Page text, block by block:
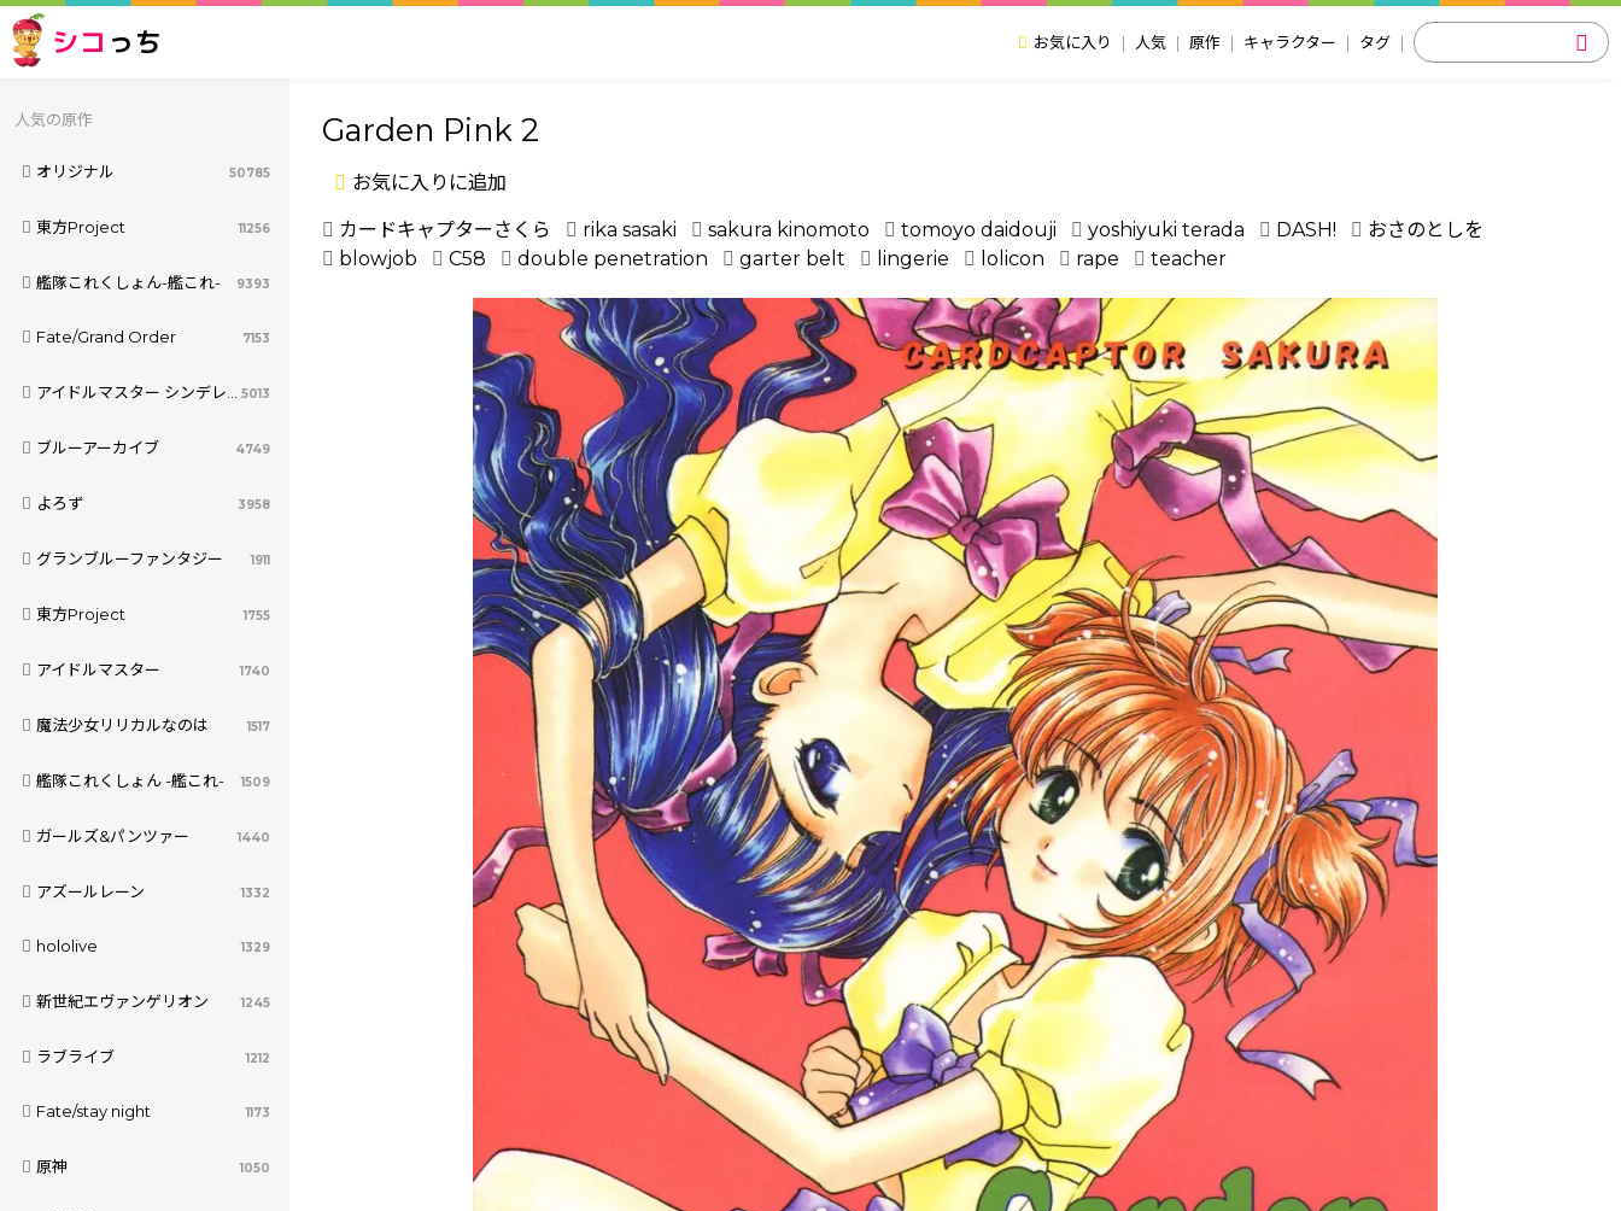
シコ っち お気に入り 人気 原作 キャラクター タグ
人気の原作
オリジナル 50785
東方Project 11256
艦隊これくしょん-艦これ- 9393
Fate/Grand Order 7153
アイドルマスター シンデレラガールズ 5013
ブルーアーカイブ 4749
よろず 3958
グランブルーファンタジー 1911
東方Project 1755
アイドルマスター 1740
魔法少女リリカルなのは 1517
艦隊これくしょん -艦これ- 1509
ガールズ&パンツァー 1440
アズールレーン 1332
hololive 1329
新世紀エヴァンゲリオン 1245
ラブライブ 1212
Fate/stay night 1173
原神 1050
Garden Pink 2
お気に入りに追加
カードキャプターさくら rika sasaki sakura kinomoto tomoyo daidouji yoshiyuki terada DASH!
おさのとしを
blowjob
C58 double penetration garter belt lingerie lolicon rape teacher